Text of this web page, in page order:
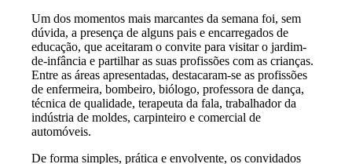
Um dos momentos mais marcantes da semana foi, sem
dúvida, a presença de alguns pais e encarregados de
educação, que aceitaram o convite para visitar o jardim-
de-infância e partilhar as suas profissões com as crianças.
Entre as áreas apresentadas, destacaram-se as profissões
de enfermeira, bombeiro, biólogo, professora de dança,
técnica de qualidade, terapeuta da fala, trabalhador da
indústria de moldes, carpinteiro e comercial de
automóveis.
De forma simples, prática e envolvente, os convidados